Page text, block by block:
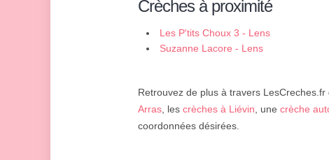
Crèches à proximité
Les P'tits Choux 3 - Lens
Suzanne Lacore - Lens
Retrouvez de plus à travers
Arras, les crèches à Liévin, une crèche
coordonnées désirées.